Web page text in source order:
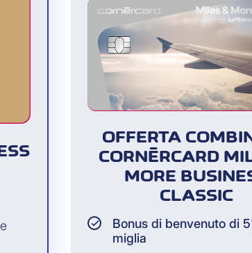
SMS
con il tuo ordine.
OFFERTA
CORNÈRCARD
MORE
CLASSIC
Bonus di benvenuto di
miglia